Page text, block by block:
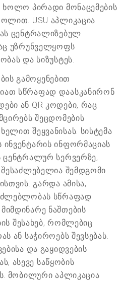
ხოლო პირადი მონაცემების
USU აპლიკაცია
ცენტრალიზებულ
უზრუნველყოფს
და სიზუსტეს.
გამოყენებით
სწრაფად დაასკანირონ
ან QR კოდები, რაც
შეცდომების
შეყვანისას. სისტემა
ინფორმაციას
ცენტრალურ სერვერზე,
შესაძლებელია შემდგომი
გარდა ამისა,
სწრაფად
ნაშთების
შესახებ, რომლებიც
ან საჭიროებს შევსებას.
და გაყიდვების
ასევე საწყობის
მობილური აპლიკაცია